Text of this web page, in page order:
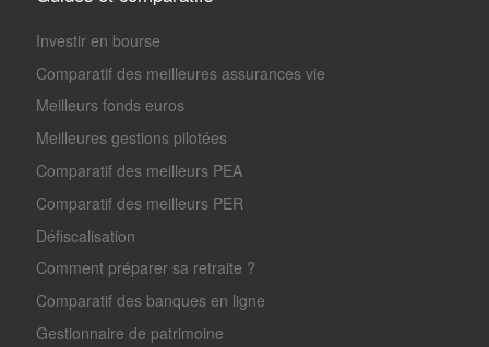
Investir en bourse
Comparatif des meilleures assurances vie
Meilleurs fonds euros
Meilleures gestions pilotées
Comparatif des meilleurs PEA
Comparatif des meilleurs PER
Défiscalisation
Comment préparer sa retraite ?
Comparatif des banques en ligne
Gestionnaire de patrimoine